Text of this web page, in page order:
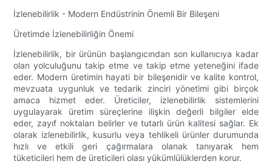
İzlenebilirlik - Modern Endüstrinin Önemli Bir Bileşeni
Üretimde İzlenebilirliğin Önemi
İzlenebilirlik, bir ürünün başlangıcından son kullanıcıya kadar
olan yolculuğunu takip etme ve takip etme yeteneğini ifade
eder. Modern üretimin hayati bir bileşenidir ve kalite kontrol,
mevzuata uygunluk ve tedarik zinciri yönetimi gibi birçok
amaca hizmet eder. Üreticiler, izlenebilirlik sistemlerini
uygulayarak üretim süreçlerine ilişkin değerli bilgiler elde
eder, zayıf noktaları belirler ve tutarlı ürün kalitesi sağlar. Ek
olarak izlenebilirlik, kusurlu veya tehlikeli ürünler durumunda
hızlı ve etkili geri çağırmalara olanak tanıyarak hem
tüketicileri hem de üreticileri olası yükümlülüklerden korur.